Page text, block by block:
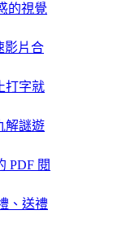
的視覺
影片合
打字就
解謎遊
PDF 閱
、送禮